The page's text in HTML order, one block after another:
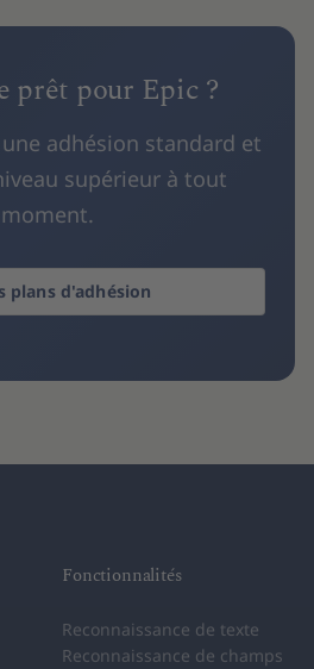
prêt pour Epic ?
adhésion standard et
supérieur à tout
moment.
plans d'adhésion
Fonctionnalités
Reconnaissance de texte
Reconnaissance de champs